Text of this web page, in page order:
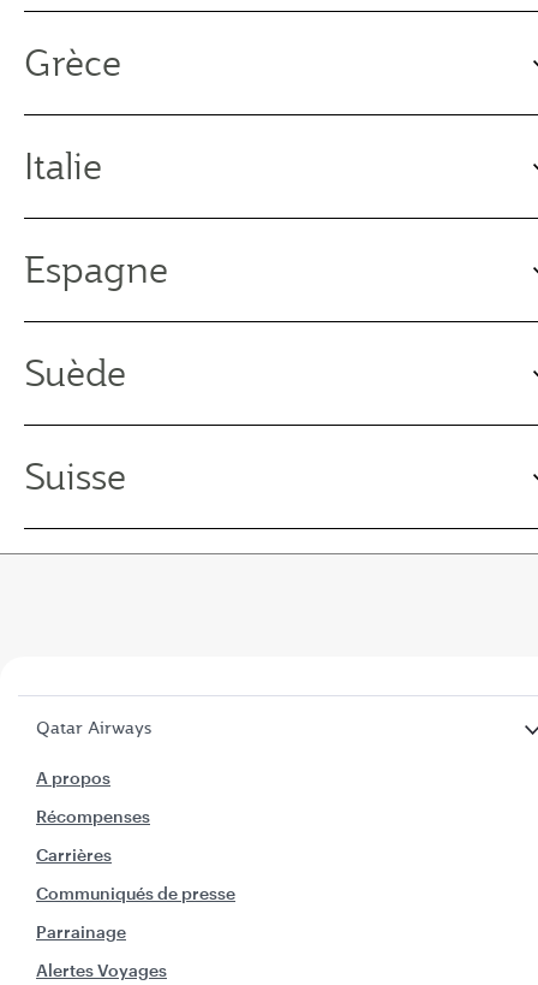
Grèce
Italie
Espagne
Suède
Suisse
Qatar Airways
A propos
Récompenses
Carrières
Communiqués de presse
Parrainage
Alertes Voyages